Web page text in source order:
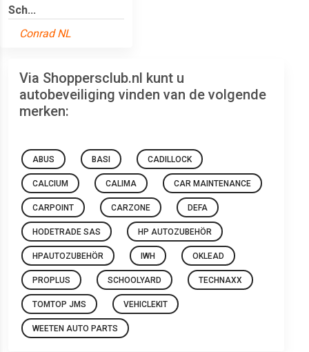
Sch...
Conrad NL
Via Shoppersclub.nl kunt u
autobeveiliging vinden van de volgende
merken:
ABUS BASI CADILLOCK
CALCIUM CALIMA CAR MAINTENANCE
CARPOINT CARZONE DEFA
HODETRADE SAS HP AUTOZUBEHÖR
HPAUTOZUBEHÖR IWH OKLEAD
PROPLUS SCHOOLYARD TECHNAXX
TOMTOP JMS VEHICLEKIT
WEETEN AUTO PARTS